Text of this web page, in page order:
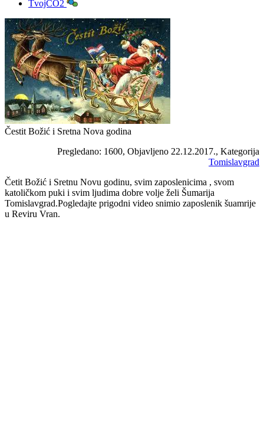
TvojCO2
Čestit Božić i Sretna Nova godina
Pregledano: 1600, Objavljeno 22.12.2017., Kategorija
Tomislavgrad
Četit Božić i Sretnu Novu godinu, svim zaposlenicima , svom
katoličkom puki i svim ljudima dobre volje želi Šumarija
Tomislavgrad.Pogledajte prigodni video snimio zaposlenik šuamrije
u Reviru Vran.